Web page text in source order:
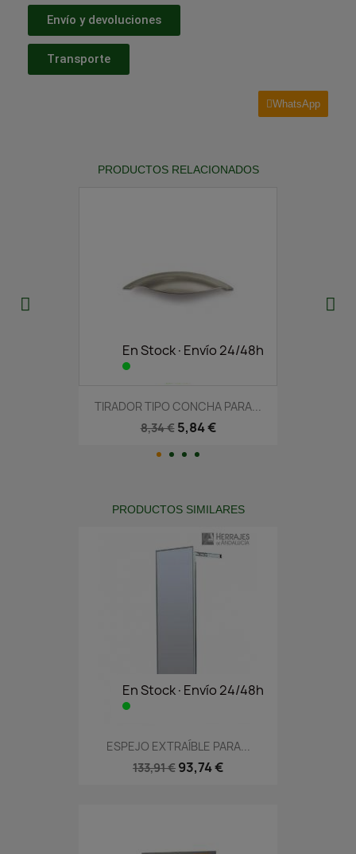
Envío y devoluciones
Transporte
WhatsApp
PRODUCTOS RELACIONADOS
En Stock·Envío 24/48h
TIRADOR TIPO CONCHA PARA...
8,34 € 5,84 €
PRODUCTOS SIMILARES
En Stock·Envío 24/48h
ESPEJO EXTRAÍBLE PARA...
133,91 € 93,74 €